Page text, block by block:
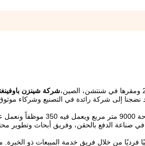
شركة شينزن
نضجنا إلى شركة رائدة في التصنيع وشركاء
الدفع بالحقن، وفريق أبحاث وتطوير